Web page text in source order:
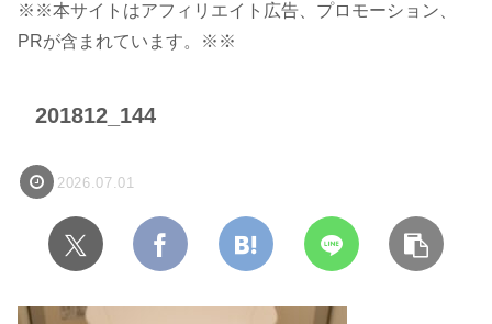
※※本サイトはアフィリエイト広告、プロモーション、
PRが含まれています。※※
201812_144
2026.07.01